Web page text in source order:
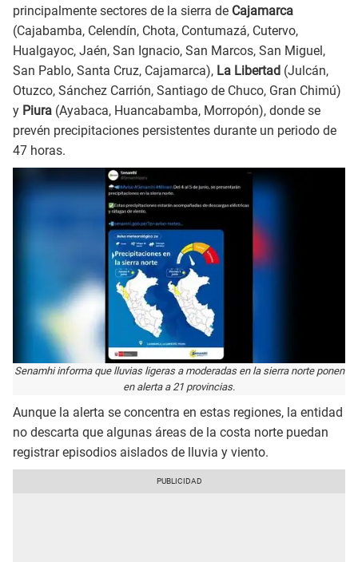
principalmente sectores de la sierra de Cajamarca
(Cajabamba, Celendín, Chota, Contumazá, Cutervo,
Hualgayoc, Jaén, San Ignacio, San Marcos, San Miguel,
San Pablo, Santa Cruz, Cajamarca), La Libertad (Julcán,
Otuzco, Sánchez Carrión, Santiago de Chuco, Gran Chimú)
y Piura (Ayabaca, Huancabamba, Morropón), donde se
prevén precipitaciones persistentes durante un periodo de
47 horas.
Senamhi informa que lluvias ligeras a moderadas en la sierra norte ponen
en alerta a 21 provincias.
Aunque la alerta se concentra en estas regiones, la entidad
no descarta que algunas áreas de la costa norte puedan
registrar episodios aislados de lluvia y viento.